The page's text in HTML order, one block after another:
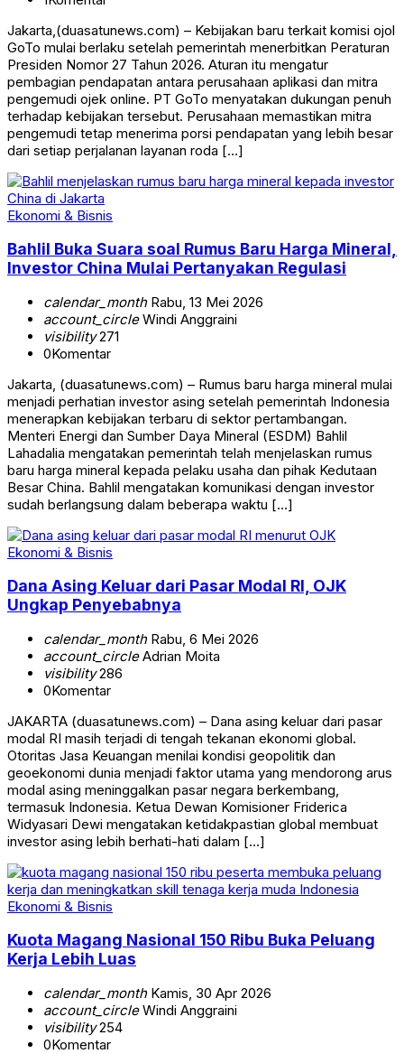
Jakarta,(duasatunews.com) – Kebijakan baru terkait komisi ojol
GoTo mulai berlaku setelah pemerintah menerbitkan Peraturan
Presiden Nomor 27 Tahun 2026. Aturan itu mengatur
pembagian pendapatan antara perusahaan aplikasi dan mitra
pengemudi ojek online. PT GoTo menyatakan dukungan penuh
terhadap kebijakan tersebut. Perusahaan memastikan mitra
pengemudi tetap menerima porsi pendapatan yang lebih besar
dari setiap perjalanan layanan roda […]
Ekonomi & Bisnis
Bahlil Buka Suara soal Rumus Baru Harga Mineral,
Investor China Mulai Pertanyakan Regulasi
calendar_monthRabu, 13 Mei 2026
account_circleWindi Anggraini
visibility271
0Komentar
Jakarta, (duasatunews.com) – Rumus baru harga mineral mulai
menjadi perhatian investor asing setelah pemerintah Indonesia
menerapkan kebijakan terbaru di sektor pertambangan.
Menteri Energi dan Sumber Daya Mineral (ESDM) Bahlil
Lahadalia mengatakan pemerintah telah menjelaskan rumus
baru harga mineral kepada pelaku usaha dan pihak Kedutaan
Besar China. Bahlil mengatakan komunikasi dengan investor
sudah berlangsung dalam beberapa waktu […]
Ekonomi & Bisnis
Dana Asing Keluar dari Pasar Modal RI, OJK
Ungkap Penyebabnya
calendar_monthRabu, 6 Mei 2026
account_circleAdrian Moita
visibility286
0Komentar
JAKARTA (duasatunews.com) – Dana asing keluar dari pasar
modal RI masih terjadi di tengah tekanan ekonomi global.
Otoritas Jasa Keuangan menilai kondisi geopolitik dan
geoekonomi dunia menjadi faktor utama yang mendorong arus
modal asing meninggalkan pasar negara berkembang,
termasuk Indonesia. Ketua Dewan Komisioner Friderica
Widyasari Dewi mengatakan ketidakpastian global membuat
investor asing lebih berhati-hati dalam […]
Ekonomi & Bisnis
Kuota Magang Nasional 150 Ribu Buka Peluang
Kerja Lebih Luas
calendar_monthKamis, 30 Apr 2026
account_circleWindi Anggraini
visibility254
0Komentar